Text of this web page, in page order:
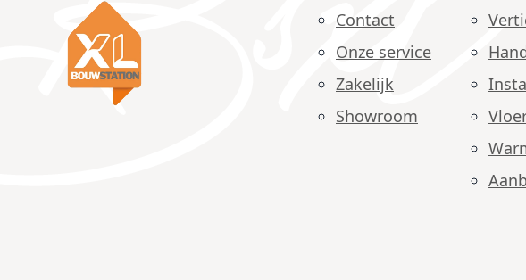
Contact
Onze service
Zakelijk
Showroom